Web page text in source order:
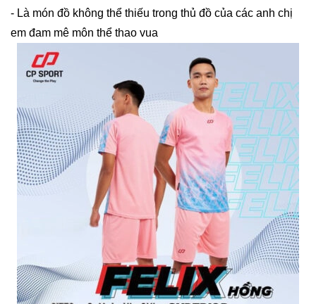
- Là món đồ không thể thiếu trong thủ đồ của các anh chị
em đam mê môn thể thao vua